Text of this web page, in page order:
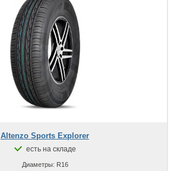
Altenzo Sports Explorer
есть на складе
Диаметры: R16